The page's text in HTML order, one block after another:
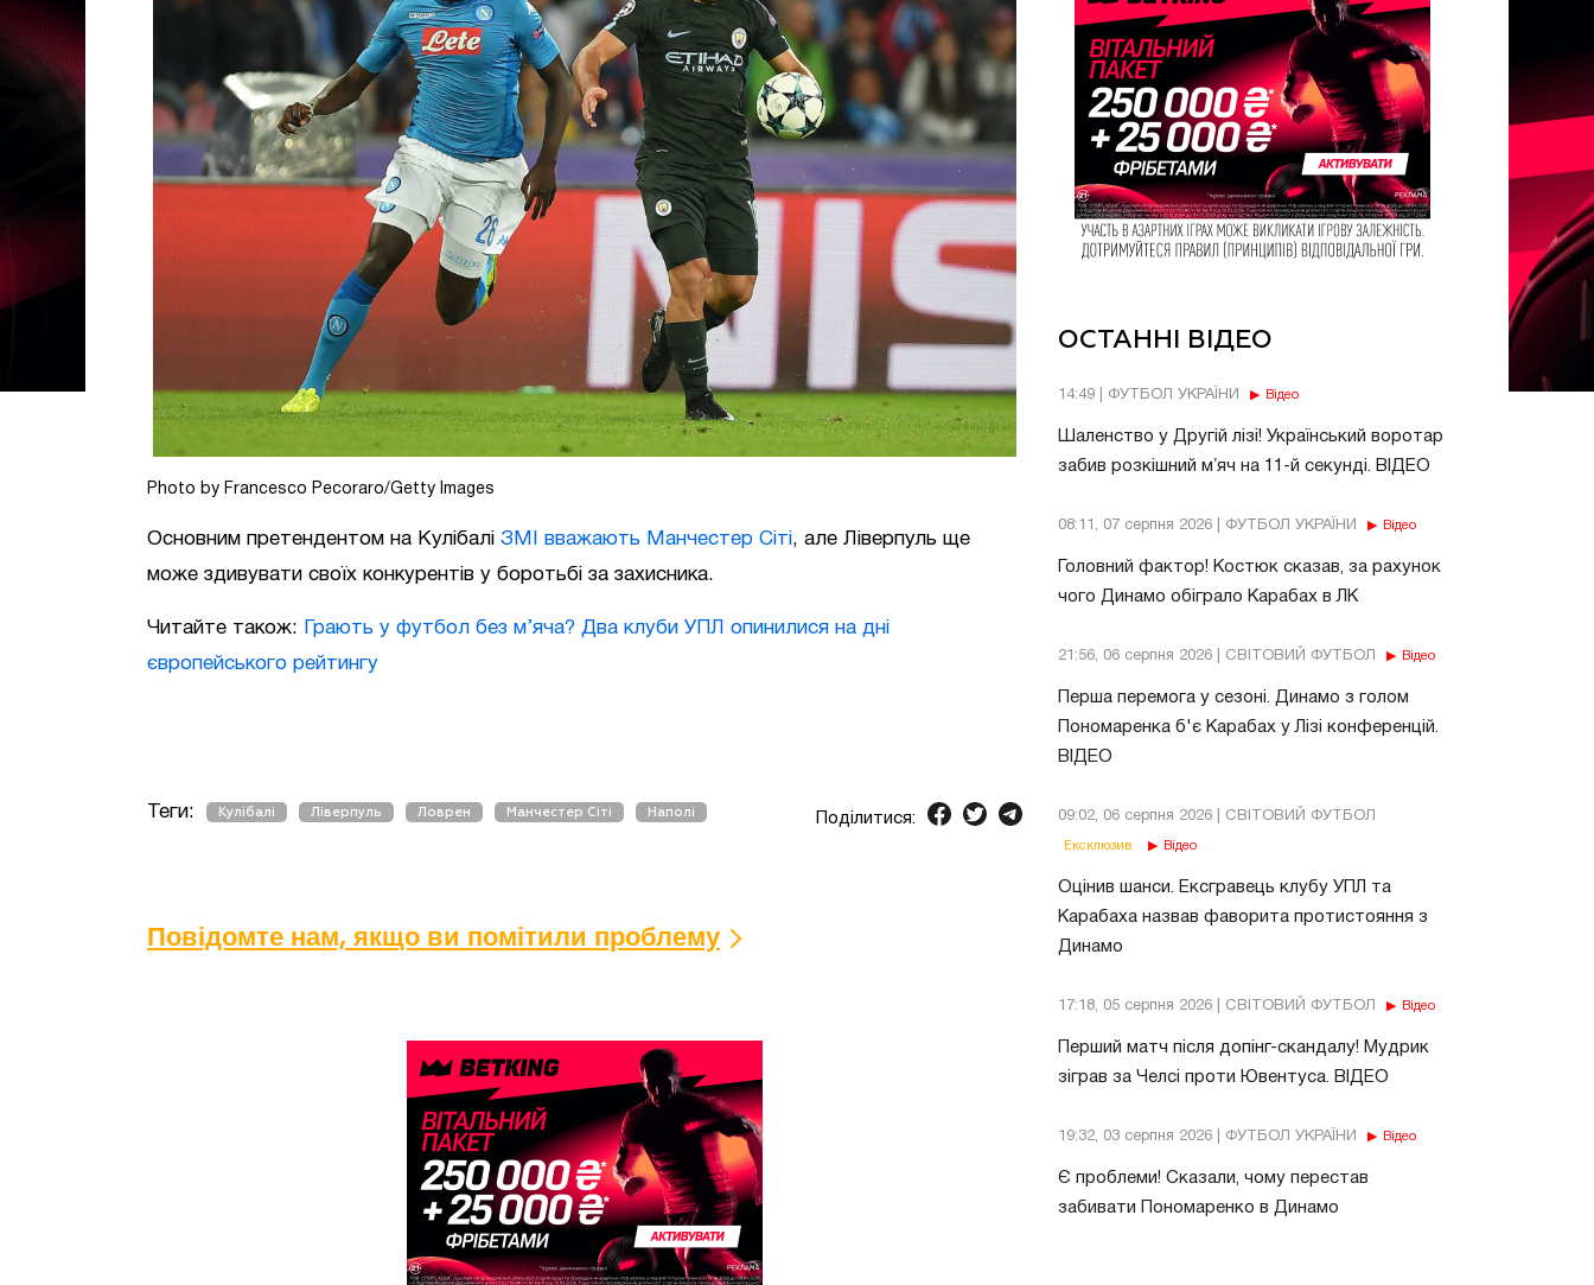
ОСТАННІ ВІДЕО
14:49 | ФУТБОЛ УКРАЇНИ Відео
Шаленство у Другій лізі! Український воротар
забив розкішний мʼяч на 11-й секунді. ВІДЕО
08:11, 07 серпня 2026 | ФУТБОЛ УКРАЇНИ Відео
Головний фактор! Костюк сказав, за рахунок
чого Динамо обіграло Карабах в ЛК
21:56, 06 серпня 2026 | СВІТОВИЙ ФУТБОЛ Відео
Перша перемога у сезоні. Динамо з голом
Пономаренка б'є Карабах у Лізі конференцій.
ВІДЕО
09:02, 06 серпня 2026 | СВІТОВИЙ ФУТБОЛ
Ексклюзив Відео
Оцінив шанси. Ексгравець клубу УПЛ та
Карабаха назвав фаворита протистояння з
Динамо
17:18, 05 серпня 2026 | СВІТОВИЙ ФУТБОЛ Відео
Перший матч після допінг-скандалу! Мудрик
зіграв за Челсі проти Ювентуса. ВІДЕО
19:32, 03 серпня 2026 | ФУТБОЛ УКРАЇНИ Відео
Є проблеми! Сказали, чому перестав
забивати Пономаренко в Динамо
Photo by Francesco Pecoraro/Getty Images
Основним претендентом на Кулібалі ЗМІ вважають Манчестер Сіті, але Ліверпуль ще
може здивувати своїх конкурентів у боротьбі за захисника.
Читайте також:
Грають у футбол без м’яча? Два клуби УПЛ опинилися на дні
європейського рейтингу
Теги: Кулібалі Ліверпуль Ловрен Манчестер Сіті Наполі Поділитися:
Повідомте нам, якщо ви помітили проблему